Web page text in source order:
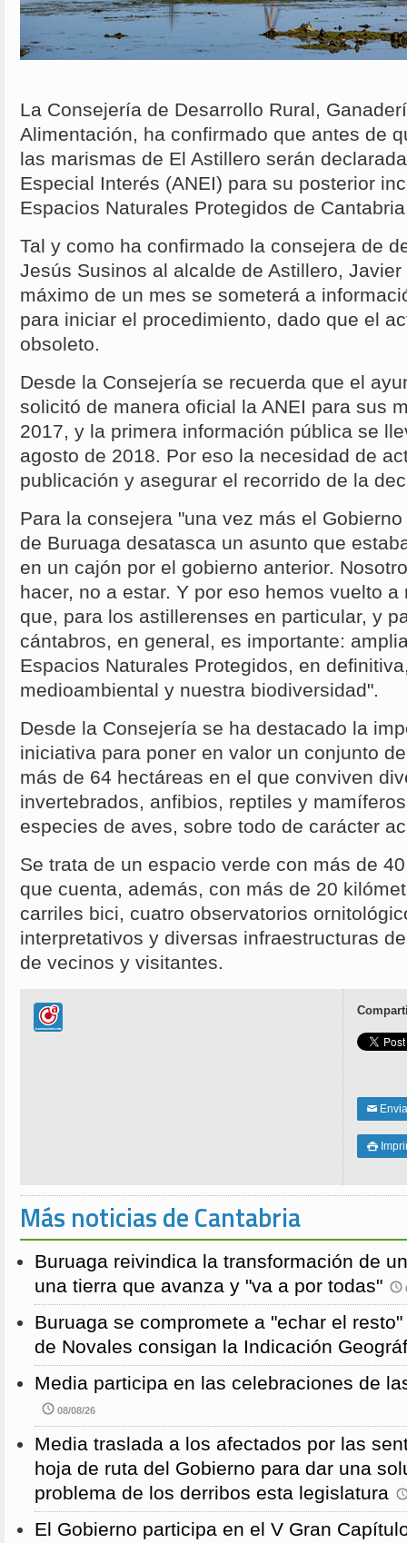
La Consejería de Desarrollo Rural,
Alimentación, ha confirmado que antes de
las marismas de El Astillero serán
Especial Interés (ANEI) para su posterior
Espacios Naturales Protegidos de
Tal y como ha confirmado la consejera de
Jesús Susinos al alcalde de Astillero,
máximo de un mes se someterá a
para iniciar el procedimiento, dado que el
obsoleto.
Desde la Consejería se recuerda que el
solicitó de manera oficial la ANEI para sus
2017, y la primera información pública se
agosto de 2018. Por eso la necesidad de
publicación y asegurar el recorrido de la
Para la consejera "una vez más el
de Buruaga desatasca un asunto que
en un cajón por el gobierno anterior.
hacer, no a estar. Y por eso hemos vuelto
que, para los astillerenses en particular, y
cántabros, en general, es importante:
Espacios Naturales Protegidos, en
medioambiental y nuestra biodiversidad".
Desde la Consejería se ha destacado la
iniciativa para poner en valor un conjunto
más de 64 hectáreas en el que conviven
invertebrados, anfibios, reptiles y
especies de aves, sobre todo de carácter
Se trata de un espacio verde con más de
que cuenta, además, con más de 20
carriles bici, cuatro observatorios
interpretativos y diversas infraestructuras
de vecinos y visitantes.
✉

Más noticias de Cantabria
Buruaga reivindica la transformación de
una tierra que avanza y "va a por todas"
Buruaga se compromete a "echar el
de Novales consigan la Indicación
Media participa en las celebraciones de
08/08/26
Media traslada a los afectados por las
hoja de ruta del Gobierno para dar una
problema de los derribos esta legislatura
El Gobierno participa en el V Gran